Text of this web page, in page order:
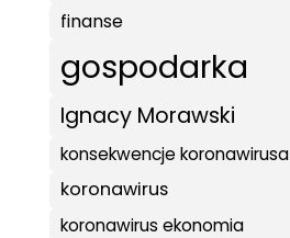
finanse
gospodarka
Ignacy Morawski
konsekwencje koronawirusa
koronawirus
koronawirus ekonomia